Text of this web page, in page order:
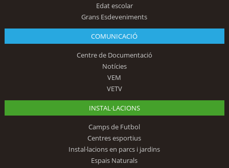
Edat escolar
Grans Esdeveniments
COMUNICACIÓ
Centre de Documentació
Notícies
VEM
VETV
INSTAL·LACIONS
Camps de Futbol
Centres esportius
Instal·lacions en parcs i jardins
Espais Naturals